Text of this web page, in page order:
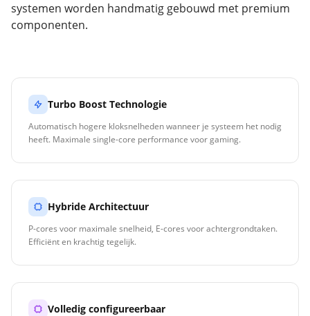
systemen worden handmatig gebouwd met premium
componenten.
Turbo Boost Technologie
Automatisch hogere kloksnelheden wanneer je systeem het nodig
heeft. Maximale single-core performance voor gaming.
Hybride Architectuur
P-cores voor maximale snelheid, E-cores voor achtergrondtaken.
Efficiënt en krachtig tegelijk.
Volledig configureerbaar